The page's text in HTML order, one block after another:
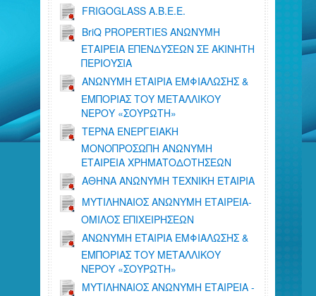
FRIGOGLASS Α.Β.Ε.Ε.
BriQ PROPERTIES ΑΝΩΝΥΜΗ
ΕΤΑΙΡΕΙΑ ΕΠΕΝΔΥΣΕΩΝ ΣΕ ΑΚΙΝΗΤΗ
ΠΕΡΙΟΥΣΙΑ
ΑΝΩΝΥΜΗ ΕΤΑΙΡΙΑ ΕΜΦΙΑΛΩΣΗΣ &
ΕΜΠΟΡΙΑΣ ΤΟΥ ΜΕΤΑΛΛΙΚΟΥ
ΝΕΡΟΥ «ΣΟΥΡΩΤΗ»
ΤΕΡΝΑ ΕΝΕΡΓΕΙΑΚΗ
ΜΟΝΟΠΡΟΣΩΠΗ ΑΝΩΝΥΜΗ
ΕΤΑΙΡΕΙΑ ΧΡΗΜΑΤΟΔΟΤΗΣΕΩΝ
ΑΘΗΝΑ ΑΝΩΝΥΜΗ ΤΕΧΝΙΚΗ ΕΤΑΙΡΙΑ
ΜΥΤΙΛΗΝΑΙΟΣ ΑΝΩΝΥΜΗ ΕΤΑΙΡΕΙΑ-
ΟΜΙΛΟΣ ΕΠΙΧΕΙΡΗΣΕΩΝ
ΑΝΩΝΥΜΗ ΕΤΑΙΡΙΑ ΕΜΦΙΑΛΩΣΗΣ &
ΕΜΠΟΡΙΑΣ ΤΟΥ ΜΕΤΑΛΛΙΚΟΥ
ΝΕΡΟΥ «ΣΟΥΡΩΤΗ»
ΜΥΤΙΛΗΝΑΙΟΣ ΑΝΩΝΥΜΗ ΕΤΑΙΡΕΙΑ -